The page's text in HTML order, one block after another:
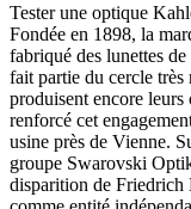
Tester une optique
Fondée en 1898, la
fabriqué des lunettes
fait partie du cercle
produisent encore
renforcé cet
usine près de Vienne.
groupe Swarovski
disparition de Friedrich